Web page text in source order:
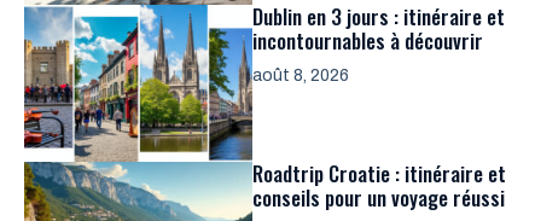
Dublin en 3 jours : itinéraire et
incontournables à découvrir
août 8, 2026
Roadtrip Croatie : itinéraire et
conseils pour un voyage réussi